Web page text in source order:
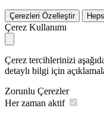
Çerezleri Özelleştir
Çerez Kullanımı
Çerez tercihlerinizi
detaylı bilgi için
Zorunlu Çerezler
Her zaman aktif